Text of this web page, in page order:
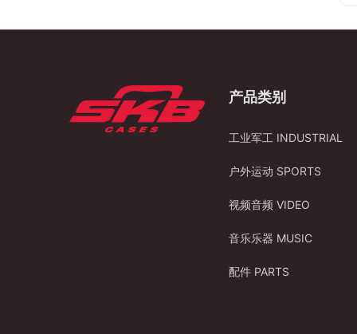
产品类别
工业军工 INDUSTRIAL
户外运动 SPORTS
视频音频 VIDEO
音乐乐器 MUSIC
配件 PARTS